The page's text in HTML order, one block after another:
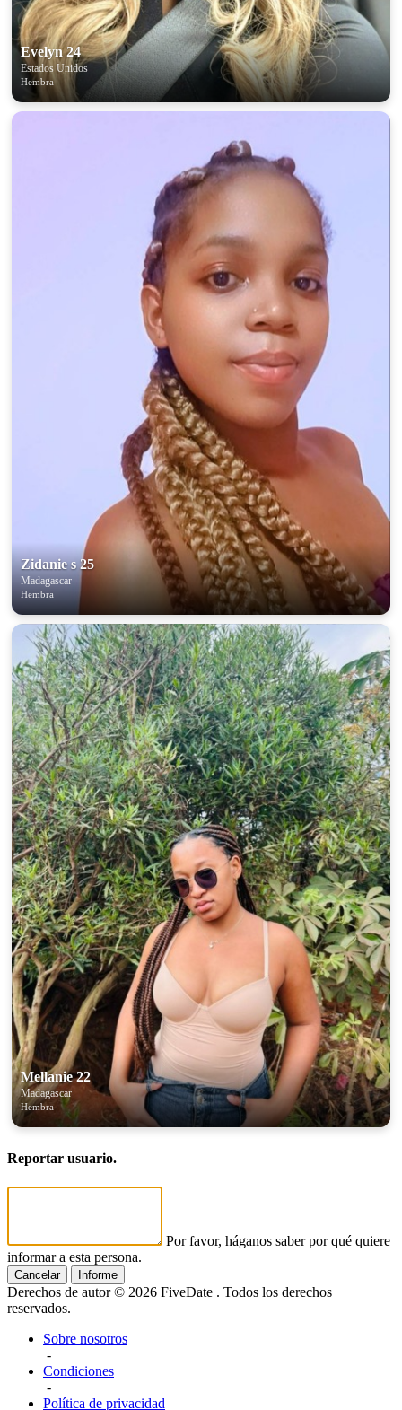
Evelyn 24
Estados Unidos
Hembra
Zidanie s 25
Madagascar
Hembra
Mellanie 22
Madagascar
Hembra
Reportar usuario.
Por favor, háganos saber por qué quiere
informar a esta persona.
Cancelar Informe
Derechos de autor © 2026 FiveDate . Todos los derechos
reservados.
Sobre nosotros
-
Condiciones
-
Política de privacidad